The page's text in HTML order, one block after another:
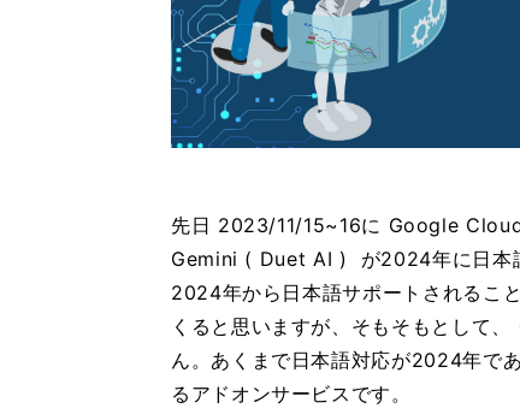
先日 2023/11/15~16に Google
Gemini ( Duet AI ) が2024年に日本
2024年から日本語サポートされるこ
くると思いますが、そもそもとして
ん。あくまで日本語対応が2024年で
るアドオンサービスです。